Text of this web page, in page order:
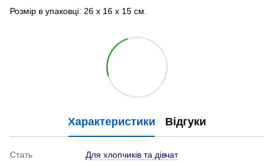
Розмір в упаковці: 26 х 16 х 15 см.
Характеристики Відгуки
Стать
Для хлопчиків та дівчат